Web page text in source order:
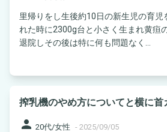
里帰りをし生後約10日の新生児の育児
れた時に2300g台と小さく生まれ黄疸
退院しその後は特に何も問題なく...
搾乳機のやめ方についてと横に首
person 20代/女性 - 2025/09/05